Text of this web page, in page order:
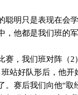
聪明只是表现在会
，他都是我们班的军
赛，我们班对阵（2
站好队形后，他开
。赛后我们向他“取